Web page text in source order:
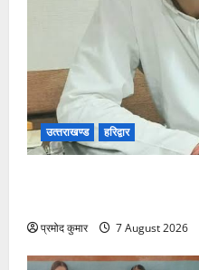
उत्‍तराखण्‍ड हरिद्वार
प्रमोद कुमार 7 August 2026